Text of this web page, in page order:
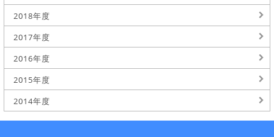
2018年度
2017年度
2016年度
2015年度
2014年度